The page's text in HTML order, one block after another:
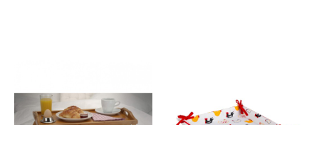
Bamboo 50x30 cm
45 lei
100% bumbac, multicolor
12 lei